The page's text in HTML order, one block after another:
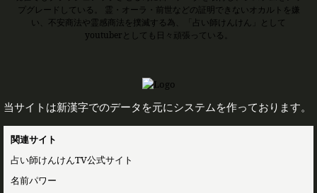
プグレードしている。 霊・オーラ・前世などの証明できないオカルトを嫌
い、不安商法や霊感商法を撲滅する為、「占い師けんけん」として
youtuberとしても日々頑張っている。
当サイトは新漢字でのデータを元にシステムを作っております。
関連サイト
占い師けんけんTV公式サイト
名前パワー